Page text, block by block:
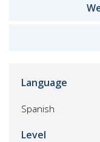
Language
Spanish
Level